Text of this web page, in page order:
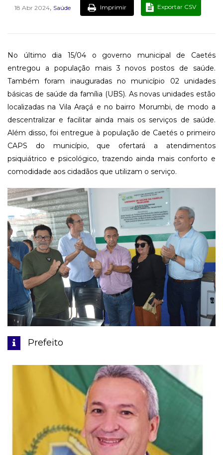
18 Abr 2024, Saúde Imprimir Exportar CSV
No último dia 15/04 o governo municipal de Caetés
entregou a população mais 3 novos postos de saúde.
Também foram inauguradas no município 02 unidades
básicas de saúde da família (UBS). As novas unidades estão
localizadas na Vila Araçá e no bairro Morumbi, de modo a
descentralizar e facilitar ainda mais os serviços de saúde.
Além disso, foi entregue à população de Caetés o primeiro
CAPS do município, que ofertará a atendimentos
psiquiátrico e psicológico, trazendo ainda mais conforto e
comodidade aos cidadãos que utilizam o serviço.
Prefeito